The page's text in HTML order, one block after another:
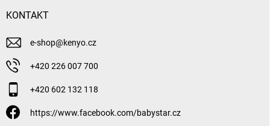
KONTAKT
e-shop@kenyo.cz
+420 226 007 700
+420 602 132 118
https://www.facebook.com/babystar.cz